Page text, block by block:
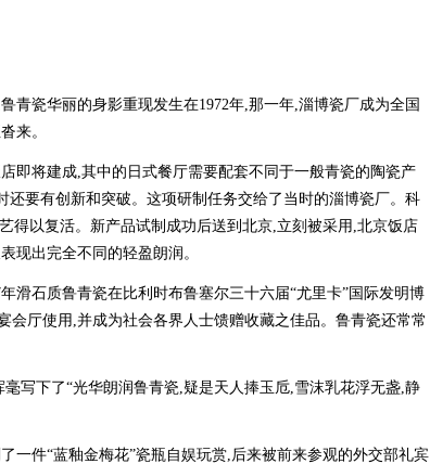
瓷华丽的身影重现发生在1972年,那一年,淄博瓷厂成为全国
来。
将建成,其中的日式餐厅需要配套不同于一般青瓷的陶瓷产
要有创新和突破。这项研制任务交给了当时的淄博瓷厂。科
得以复活。新产品试制成功后送到北京,立刻被采用,北京饭店
现出完全不同的轻盈朗润。
石质鲁青瓷在比利时布鲁塞尔三十六届“尤里卡”国际发明博
厅使用,并成为社会各界人士馈赠收藏之佳品。鲁青瓷还常常
下了“光华朗润鲁青瓷,疑是天人捧玉卮,雪沫乳花浮无盏,静
件“蓝釉金梅花”瓷瓶自娱玩赏,后来被前来参观的外交部礼宾